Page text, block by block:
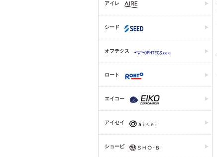
アイレ
シード
オフテクス
ロート
エイコー
アイセイ
ショービ